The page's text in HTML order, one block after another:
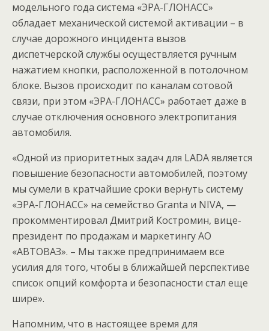
модельного года система «ЭРА-ГЛОНАСС»
обладает механической системой активации – в
случае дорожного инцидента вызов
диспетчерской службы осуществляется ручным
нажатием кнопки, расположенной в потолочном
блоке. Вызов происходит по каналам сотовой
связи, при этом «ЭРА-ГЛОНАСС» работает даже в
случае отключения основного электропитания
автомобиля.
«Одной из приоритетных задач для LADA является
повышение безопасности автомобилей, поэтому
мы сумели в кратчайшие сроки вернуть систему
«ЭРА-ГЛОНАСС» на семейство Granta и NIVA, —
прокомментировал Дмитрий Костромин, вице-
президент по продажам и маркетингу АО
«АВТОВАЗ». – Мы также предпринимаем все
усилия для того, чтобы в ближайшей перспективе
список опций комфорта и безопасности стал еще
шире».
Напомним, что в настоящее время для